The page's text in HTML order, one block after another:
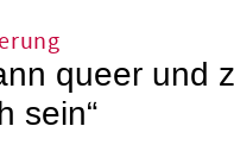
queer und
sein“